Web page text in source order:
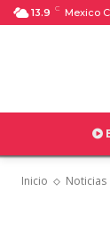
13.9 C Mexico
Inicio Noticias